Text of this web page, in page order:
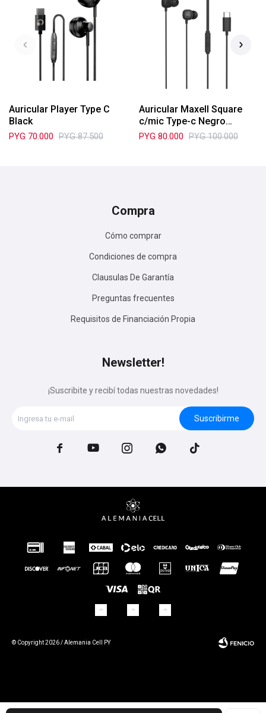
Auricular Player Type C
Black
PYG 70.000 PYG 87.500
Auricular Maxell Square
c/mic Type-c Negro
N348566
PYG 80.000 PYG 100.000
Compra
Cómo comprar
Condiciones de compra
Clausulas De Garantía
Preguntas frecuentes
Requisitos de Financiación Propia
Newsletter!
¡Suscribite y recibí todas nuestras novedades!
Suscribirme
    
© Copyright 2026 / Alemania Cell PY